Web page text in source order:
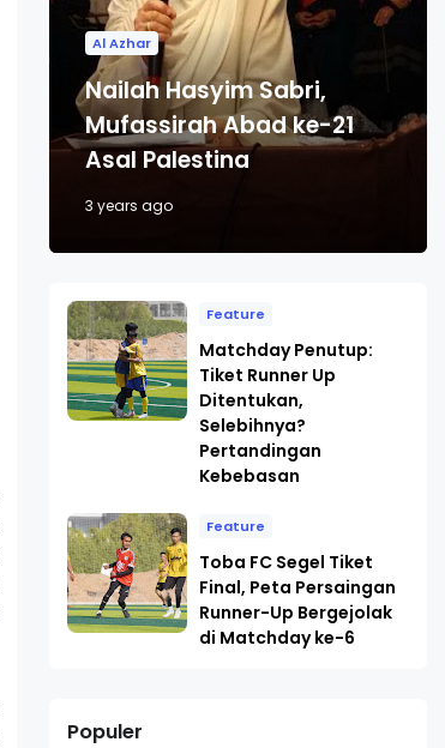
Al Azhar
Nailah Hasyim Sabri,
Mufassirah Abad ke-21
Asal Palestina
3 years ago
Feature
Matchday Penutup:
Tiket Runner Up
Ditentukan,
Selebihnya?
Pertandingan
Kebebasan
Feature
Toba FC Segel Tiket
Final, Peta Persaingan
Runner-Up Bergejolak
di Matchday ke-6
Populer